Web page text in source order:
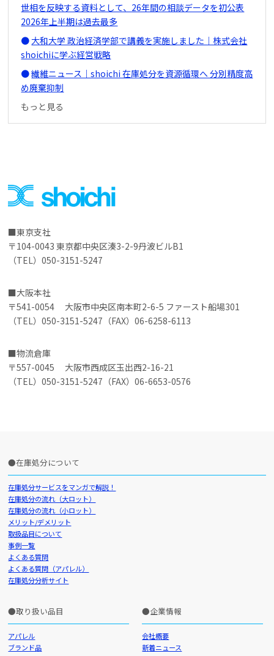
世相を反映する資料として、26年間の相談データを初公表
2026年上半期は過去最多
大和大学 政治経済学部で講義を実施しました｜株式会社
shoichiに学ぶ経営戦略
繊維ニュース｜shoichi 在庫処分を資源循環へ 分別精度高
め廃棄抑制
もっと見る
東京支社
〒104-0043 東京都中央区湊3-2-9丹波ビルB1
（TEL）050-3151-5247
大阪本社
〒541-0054 大阪市中央区南本町2-6-5 ファースト船場301
（TEL）050-3151-5247（FAX）06-6258-6113
物流倉庫
〒557-0045 大阪市西成区玉出西2-16-21
（TEL）050-3151-5247（FAX）06-6653-0576
在庫処分について
在庫処分サービスをマンガで解説！
在庫処分の流れ（大ロット）
在庫処分の流れ（小ロット）
メリット/デメリット
取扱品目について
事例一覧
よくある質問
よくある質問（アパレル）
在庫処分分析サイト
取り扱い品目
アパレル
ブランド品
企業情報
会社概要
新着ニュース